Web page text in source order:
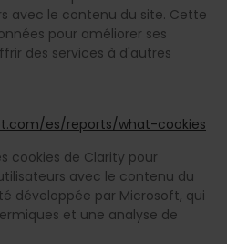
avec le contenu du site. Cette
pour améliorer ses
des services à d'autres
es/reports/what-cookies
cookies de Clarity pour
avec le contenu du
développée par Microsoft, qui
et une analyse de